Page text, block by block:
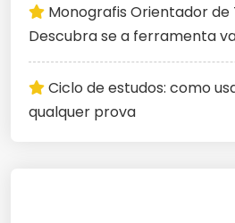
Monografis Orientador de
Descubra se a ferramenta
Ciclo de estudos: como
qualquer prova